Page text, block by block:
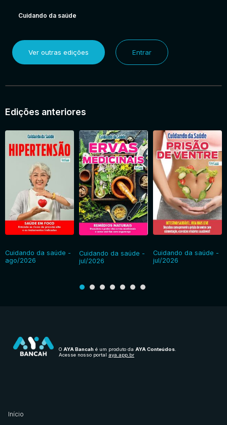
Cuidando da saúde
Ver outras edições Entrar
Edições anteriores
Cuidando da saúde -
ago/2026
Cuidando da saúde -
jul/2026
Cuidando da saúde -
jul/2026
O AYA Bancah é um produto da AYA Conteúdos
Acesse nosso portal aya.app.br
Início